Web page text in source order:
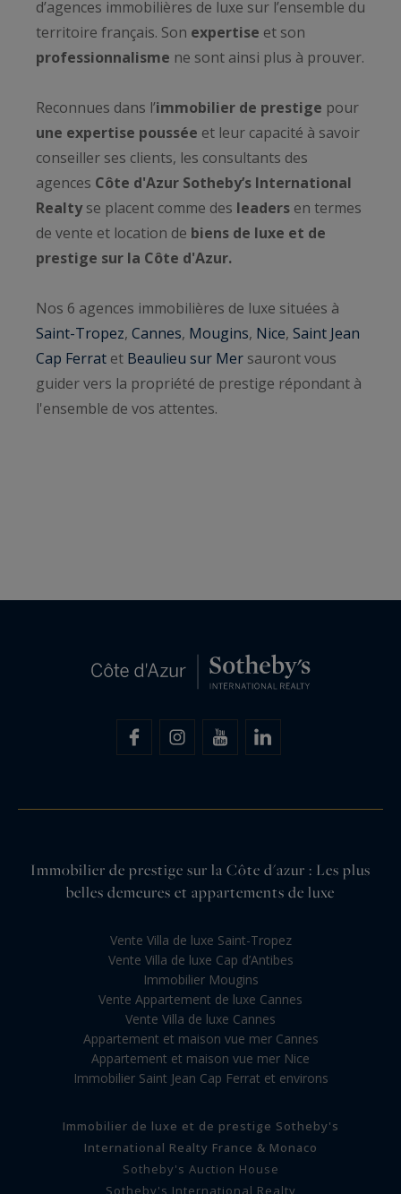
d’agences immobilières de luxe sur l’ensemble du
territoire français. Son expertise et son
professionnalisme ne sont ainsi plus à prouver.
Reconnues dans l’immobilier de prestige pour
une expertise poussée et leur capacité à savoir
conseiller ses clients, les consultants des
agences Côte d'Azur Sotheby’s International
Realtyse placent comme des leaders en termes
de vente et location de biens de luxe et de
prestige sur la Côte d'Azur.
Nos 6 agences immobilières de luxe situées à
Saint-Tropez, Cannes, Mougins, Nice, Saint Jean
Cap Ferrat et Beaulieu sur Mer sauront vous
guider vers la propriété de prestige répondant à
l'ensemble de vos attentes.
Immobilier de prestige sur la Côte d'azur : Les plus
belles demeures et appartements de luxe
Vente Villa de luxe Saint-Tropez
Vente Villa de luxe Cap d’Antibes
Immobilier Mougins
Vente Appartement de luxe Cannes
Vente Villa de luxe Cannes
Appartement et maison vue mer Cannes
Appartement et maison vue mer Nice
Immobilier Saint Jean Cap Ferrat et environs
Immobilier de luxe et de prestige Sotheby's
International Realty France & Monaco
Sotheby's Auction House
Sotheby's International Realty